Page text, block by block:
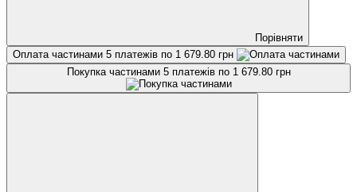
Порівняти
Оплата частинами 5 платежів по 1 679.80 грн
Покупка частинами 5 платежів по 1 679.80 грн